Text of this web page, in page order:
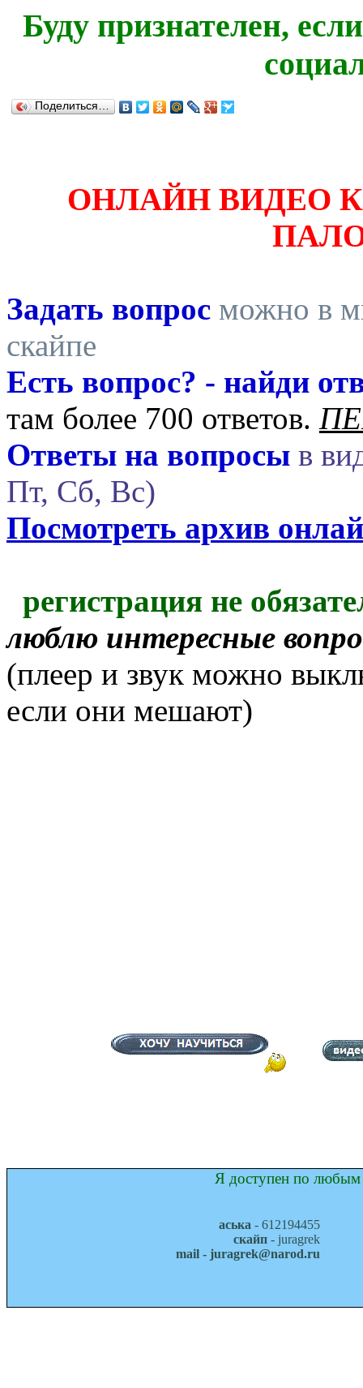
Буду признателен,
Поделиться…
ОНЛАЙН ВИДЕО
Задать вопрос можно в
скайпе
Есть вопрос? - найди
там более 700 ответов.
Ответы на вопросы в
Пт, Сб, Вс)
Посмотреть архив
регистрация не
люблю интересные
(плеер и звук можно
если они мешают)
Я доступен по любым
аська - 612194455
скайп - juragrek
mail - juragrek@narod.ru